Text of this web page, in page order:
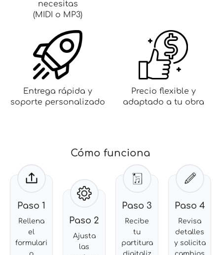
necesitas
(MIDI o MP3)
Entrega rápida y
soporte personalizado
Precio flexible y
adaptado a tu obra
Cómo funciona
Paso 1
Rellena
el
formulari
Paso 2
Ajusta
las
Paso 3
Recibe
tu
partitura
Paso 4
Revisa
detalles
y solicita